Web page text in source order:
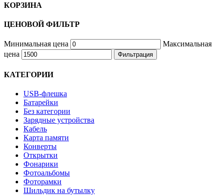
КОРЗИНА
ЦЕНОВОЙ ФИЛЬТР
Минимальная цена
Максимальная
цена
Фильтрация
КАТЕГОРИИ
USB-флешка
Батарейки
Без категории
Зарядные устройства
Кабель
Карта памяти
Конверты
Открытки
Фонарики
Фотоальбомы
Фоторамки
Шильдик на бутылку